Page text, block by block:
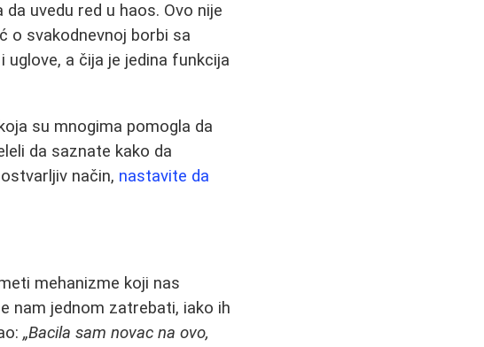
uvedu red u haos. Ovo nije
o svakodnevnoj borbi sa
a čija je jedina funkcija
su mnogima pomogla da
da saznate kako da
način, nastavite da
mehanizme koji nas
nam jednom zatrebati, iako ih
„Bacila sam novac na ovo,